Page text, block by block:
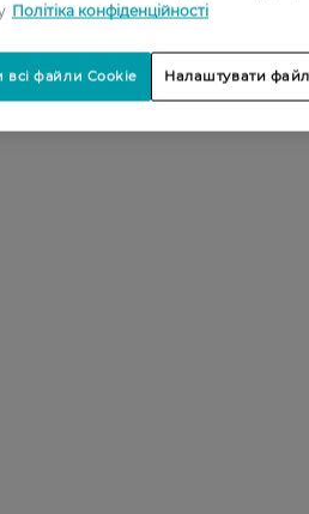
Політіка конфіденційності
Налаштувати
всі файли Cookie